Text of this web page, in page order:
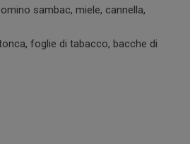
sambac, miele, cannella,
foglie di tabacco, bacche di